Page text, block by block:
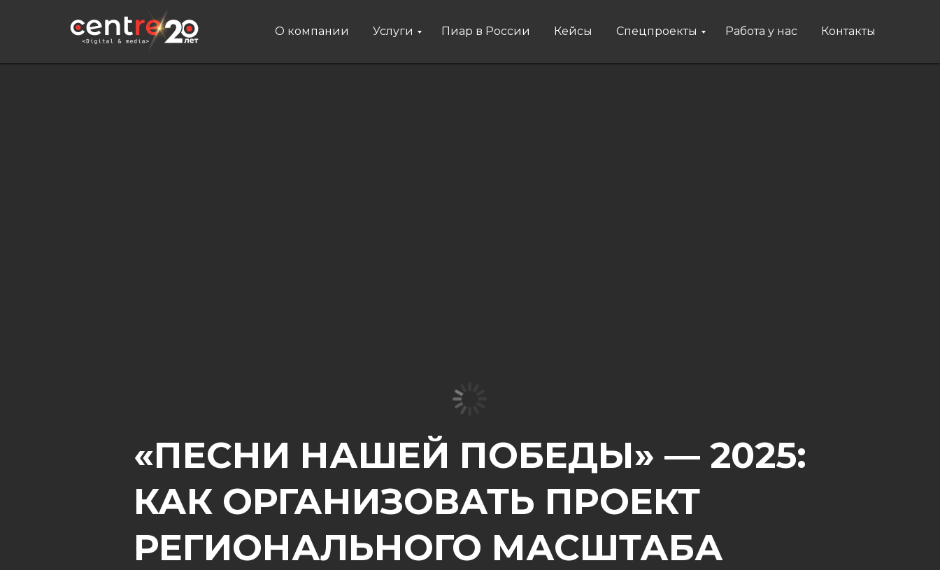
О компании Услуги Пиар в России Кейсы Спецпроекты Работа у нас Контакты
«ПЕСНИ НАШЕЙ ПОБЕДЫ» — 2025:
КАК ОРГАНИЗОВАТЬ ПРОЕКТ
РЕГИОНАЛЬНОГО МАСШТАБА